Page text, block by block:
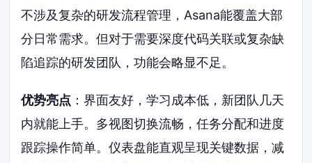
不涉及复杂的研发流程管理，Asana能覆盖大部
分日常需求。但对于需要深度代码关联或复杂缺
陷追踪的研发团队，功能会略显不足。
优势亮点 ：界面友好，学习成本低，新团队几天
内就能上手。多视图切换流畅，任务分配和进度
跟踪操作简单。仪表盘能直观呈现关键数据，减